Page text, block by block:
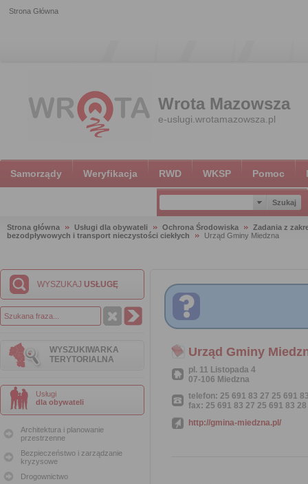
Strona Główna
Wrota Mazowsza
e-uslugi.wrotamazowsza.pl
Samorządy Weryfikacja RWD WKSP Pomoc
Strona główna Usługi dla obywateli Ochrona Środowiska
Zadania z
bezodpływowych i transport nieczystości ciekłych
Urząd Gminy Miedzna
WYSZUKAJ USŁUGĘ
WYSZUKIWARKA
TERYTORIALNA
Usługi
dla obywateli
Architektura i planowanie
przestrzenne
Bezpieczeństwo i zarządzanie
kryzysowe
Drogownictwo
Urząd Gminy
pl. 11 Listopada 4
07-106 Miedzna
telefon: 25 691 83 27 25 691
fax: 25 691 83 27 25 691 83 28
http://gmina-miedzna.pl/